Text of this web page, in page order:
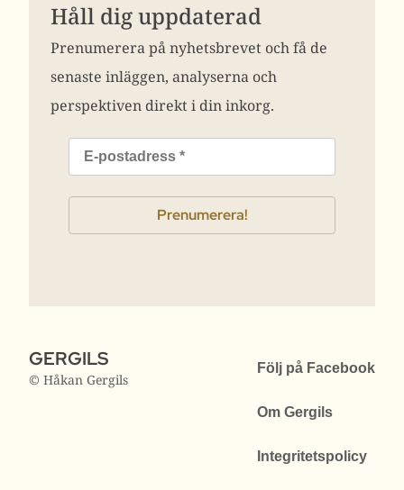
Håll dig uppdaterad
Prenumerera på nyhetsbrevet och få de
senaste inläggen, analyserna och
perspektiven direkt i din inkorg.
GERGILS
© Håkan Gergils
Följ på Facebook
Om Gergils
Integritetspolicy